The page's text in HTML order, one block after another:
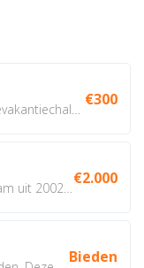
€300
€2.000
Bieden